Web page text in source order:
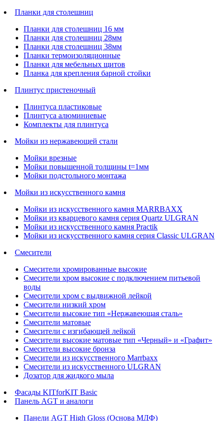
Планки для столешниц
Планки для столешниц 16 мм
Планки для столешниц 28мм
Планки для столешниц 38мм
Планки термоизоляционные
Планки для мебельных щитов
Планка для крепления барной стойки
Плинтус пристеночный
Плинтуса пластиковые
Плинтуса алюминиевые
Комплекты для плинтуса
Мойки из нержавеющей стали
Мойки врезные
Мойки повышенной толщины t=1мм
Мойки подстольного монтажа
Мойки из искусственного камня
Мойки из искусственного камня MARRBAXX
Мойки из кварцевого камня серия Quartz ULGRAN
Мойки из искусственного камня Practik
Мойки из искусственного камня серия Classic ULGRAN
Смесители
Смесители хромированные высокие
Смесители хром высокие с подключением питьевой
воды
Смесители хром с выдвижной лейкой
Смесители низкий хром
Смесители высокие тип «Нержавеющая сталь»
Смесители матовые
Смесители с изгибающей лейкой
Смесители высокие матовые тип «Черный» и «Графит»
Смесители высокие бронза
Смесители из искусственного Marrbaxx
Смесители из искусственного ULGRAN
Дозатор для жидкого мыла
Фасады KITforKIT Basic
Панель AGT и аналоги
Панели AGT High Gloss (Основа МДФ)